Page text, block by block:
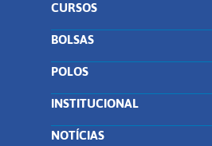
CURSOS
BOLSAS
POLOS
INSTITUCIONAL
NOTÍCIAS